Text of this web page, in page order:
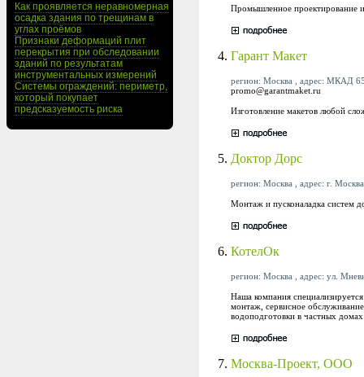
Как проявляется неравномерная
осадка здания по трещинам в
углах проёмов
Признаки деформаций плит
перекрытия при обследовании
зданий по результатам
инструментальных измерений
Системы ограждений: периметр,
который покупает
предсказуемость риска
Промышленное проектирование
4. Гарант Макет
регион: Москва , адрес: МКАД
promo@garantmaket.ru
Изготовление макетов любой
5. Доктор Дорс
регион: Москва , адрес: г.
Монтаж и пусконаладка систем
6. КотелОк
регион: Москва , адрес: ул.
Наша компания
монтаж, сервисное
водоподготовки в частных
7. Москва-Проект, ООО